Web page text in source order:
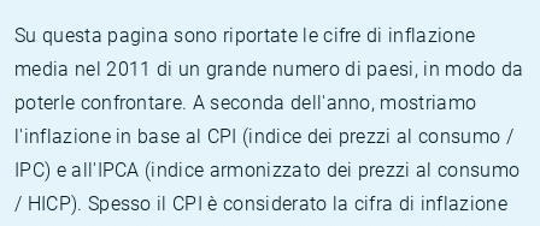
Su questa pagina sono riportate le cifre di inflazione
media nel 2011 di un grande numero di paesi, in modo da
poterle confrontare. A seconda dell'anno, mostriamo
l'inflazione in base al CPI (indice dei prezzi al consumo /
IPC) e all'IPCA (indice armonizzato dei prezzi al consumo
/ HICP). Spesso il CPI è considerato la cifra di inflazione